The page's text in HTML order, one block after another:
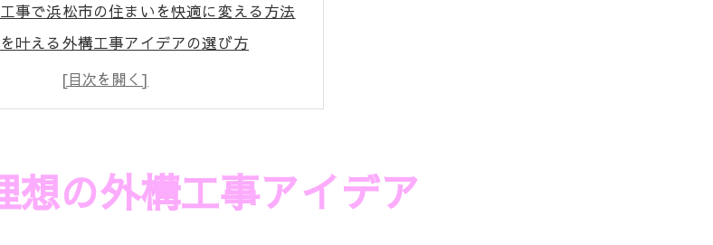
事で浜松市の住まいを快適に変える方法
叶える外構工事アイデアの選び方
市の外構工事で人気のデザインとは
事で暮らしに合うプランを作るコツ
市でおすすめの外構工事のポイント解説
成功へ導く静岡県浜松市の工夫
の外構工事アイデア